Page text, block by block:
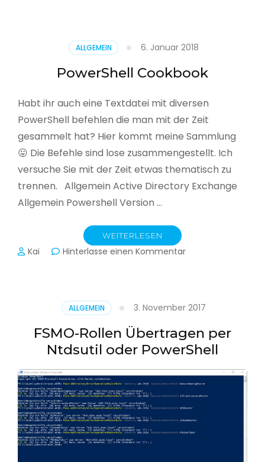
3.1
ALLGEMEIN 6. Januar 2018
PowerShell Cookbook
Habt ihr auch eine Textdatei mit diversen
PowerShell befehlen die man mit der Zeit
gesammelt hat? Hier kommt meine Sammlung
😛 Die Befehle sind lose zusammengestellt. Ich
versuche Sie mit der Zeit etwas thematisch zu
trennen. Allgemein Active Directory Exchange
Allgemein Powershell Version …
WEITERLESEN
Kai Hinterlasse einen Kommentarzu
ALLGEMEIN 3. November 2017
FSMO-Rollen Übertragen per
Ntdsutil oder PowerShell